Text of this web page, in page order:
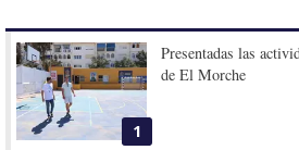
1
Presentadas las
de El Morche